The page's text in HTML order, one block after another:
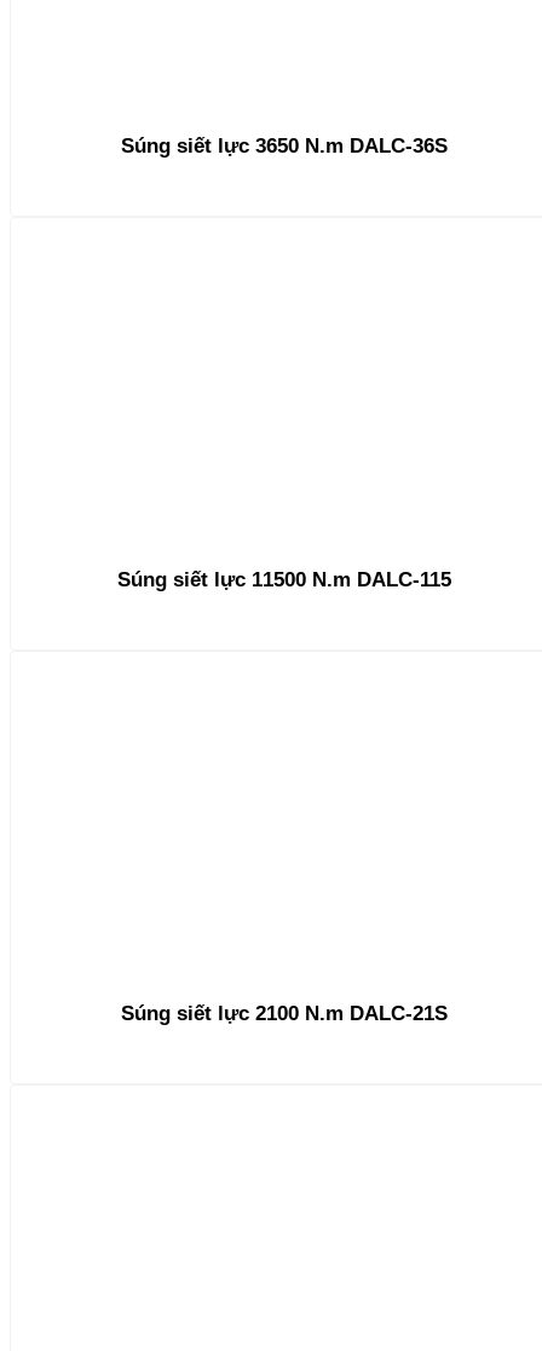
Súng siết lực 3650 N.m DALC-36S
Súng siết lực 11500 N.m DALC-115
Súng siết lực 2100 N.m DALC-21S